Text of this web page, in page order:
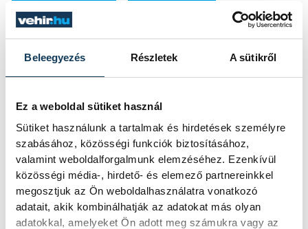
Beleegyezés Részletek A sütikről
Ez a weboldal sütiket használ
Sütiket használunk a tartalmak és hirdetések személyre
szabásához, közösségi funkciók biztosításához,
valamint weboldalforgalmunk elemzéséhez. Ezenkívül
közösségi média-, hirdető- és elemező partnereinkkel
megosztjuk az Ön weboldalhasználatra vonatkozó
adatait, akik kombinálhatják az adatokat más olyan
adatokkal, amelyeket Ön adott meg számukra vagy az
programajánló
Veszprémi Honvédelmi Nap
vehir.hu